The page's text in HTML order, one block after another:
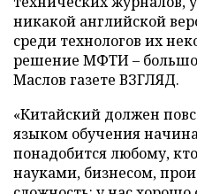
никакой английской
среди технологов их
решение МФТИ –
Маслов газете ВЗГЛЯД.
«Китайский должен
языком обучения
понадобится любому,
науками, бизнесом,